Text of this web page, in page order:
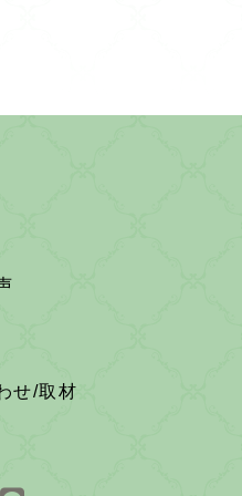
せ/取材